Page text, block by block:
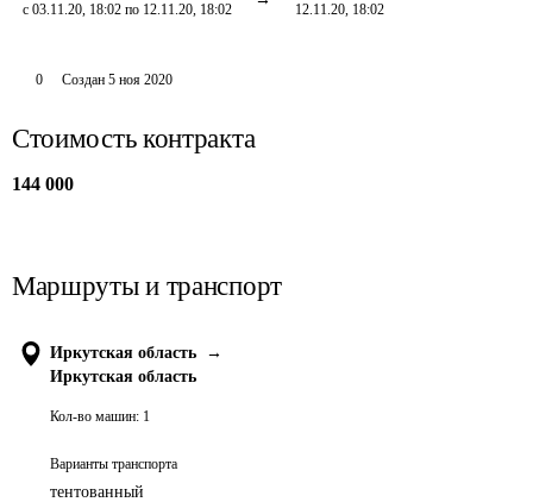
с 03.11.20, 18:02 по 12.11.20, 18:02
12.11.20, 18:02
0 Создан 5 ноя 2020
Стоимость контракта
144 000
Маршруты и транспорт
Иркутская область
→
Иркутская область
Кол-во машин: 1
Варианты транспорта
тентованный